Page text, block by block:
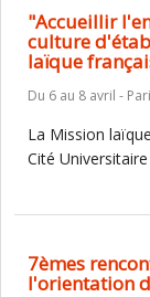
"Accueillir
culture
laïque
Du 6 au 8 avril -
La Mission
Cité
7èmes
l'orientation